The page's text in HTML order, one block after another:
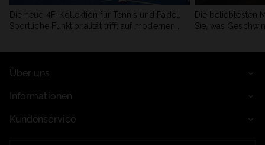
Die neue 4F-Kollektion für Tennis und Padel.
Sportliche Funktionalität trifft auf modernen
Die beliebtesten
Sie, was
Über uns
Informationen
Kundenservice